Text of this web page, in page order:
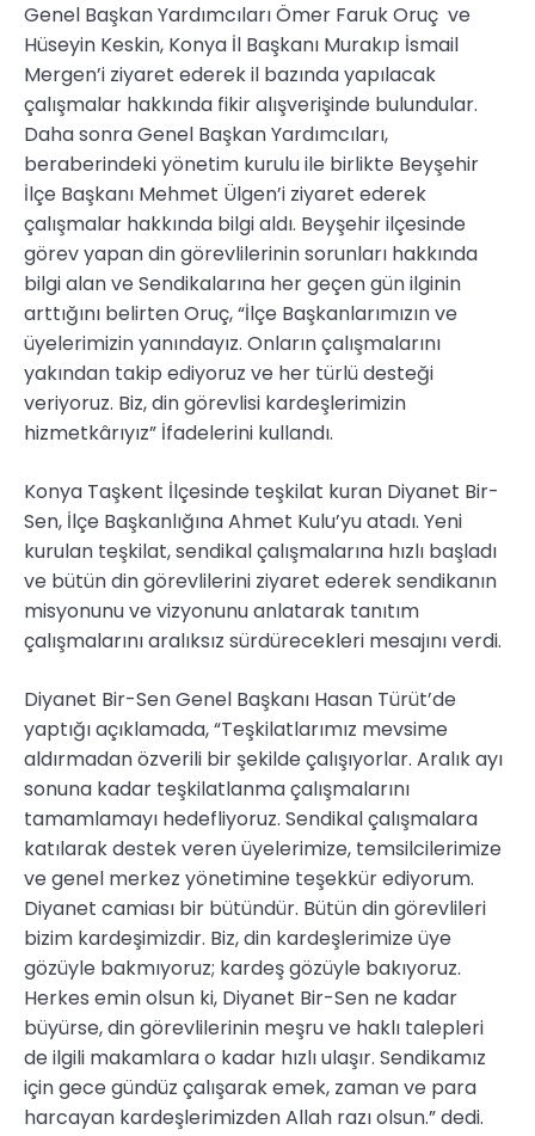
Genel Başkan Yardımcıları Ömer Faruk Oruç ve
Hüseyin Keskin, Konya İl Başkanı Murakıp İsmail
Mergen’i ziyaret ederek il bazında yapılacak
çalışmalar hakkında fikir alışverişinde bulundular.
Daha sonra Genel Başkan Yardımcıları,
beraberindeki yönetim kurulu ile birlikte Beyşehir
İlçe Başkanı Mehmet Ülgen’i ziyaret ederek
çalışmalar hakkında bilgi aldı. Beyşehir ilçesinde
görev yapan din görevlilerinin sorunları hakkında
bilgi alan ve Sendikalarına her geçen gün ilginin
arttığını belirten Oruç, “İlçe Başkanlarımızın ve
üyelerimizin yanındayız. Onların çalışmalarını
yakından takip ediyoruz ve her türlü desteği
veriyoruz. Biz, din görevlisi kardeşlerimizin
hizmetkârıyız” İfadelerini kullandı.
Konya Taşkent İlçesinde teşkilat kuran Diyanet Bir-
Sen, İlçe Başkanlığına Ahmet Kulu’yu atadı. Yeni
kurulan teşkilat, sendikal çalışmalarına hızlı başladı
ve bütün din görevlilerini ziyaret ederek sendikanın
misyonunu ve vizyonunu anlatarak tanıtım
çalışmalarını aralıksız sürdürecekleri mesajını verdi.
Diyanet Bir-Sen Genel Başkanı Hasan Türüt’de
yaptığı açıklamada, “Teşkilatlarımız mevsime
aldırmadan özverili bir şekilde çalışıyorlar. Aralık ayı
sonuna kadar teşkilatlanma çalışmalarını
tamamlamayı hedefliyoruz. Sendikal çalışmalara
katılarak destek veren üyelerimize, temsilcilerimize
ve genel merkez yönetimine teşekkür ediyorum.
Diyanet camiası bir bütündür. Bütün din görevlileri
bizim kardeşimizdir. Biz, din kardeşlerimize üye
gözüyle bakmıyoruz; kardeş gözüyle bakıyoruz.
Herkes emin olsun ki, Diyanet Bir-Sen ne kadar
büyürse, din görevlilerinin meşru ve haklı talepleri
de ilgili makamlara o kadar hızlı ulaşır. Sendikamız
için gece gündüz çalışarak emek, zaman ve para
harcayan kardeşlerimizden Allah razı olsun.” dedi.